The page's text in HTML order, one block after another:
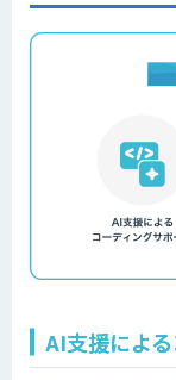
AI支援によ